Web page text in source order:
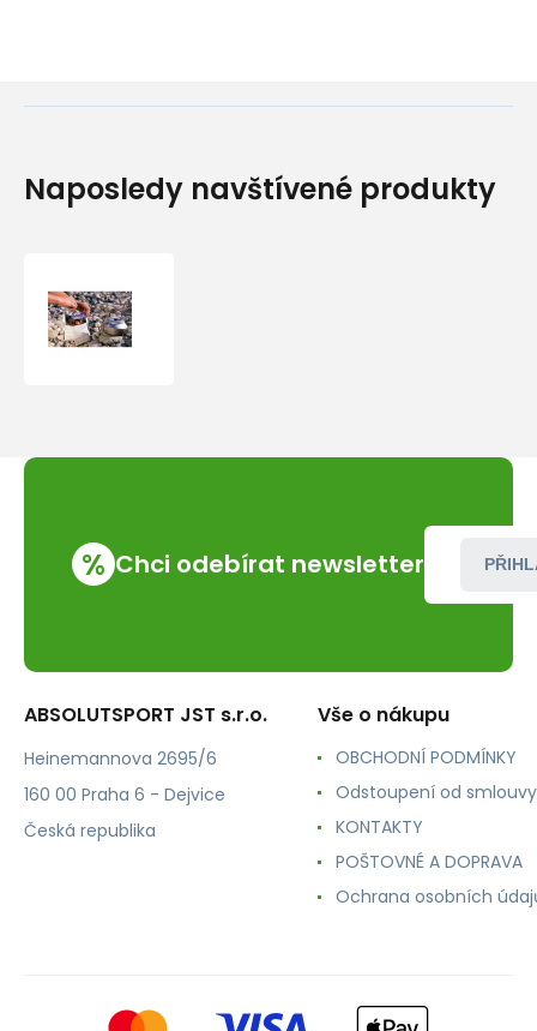
Naposledy navštívené produkty
% Chci odebírat newsletter
ABSOLUTSPORT JST s.r.o.
Heinemannova 2695/6
160 00 Praha 6 - Dejvice
Česká republika
Vše o nákupu
OBCHODNÍ PODMÍNKY
Odstoupení od smlouvy
KONTAKTY
POŠTOVNÉ A DOPRAVA
Ochrana osobních